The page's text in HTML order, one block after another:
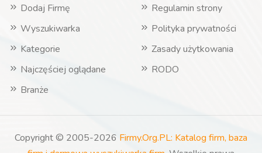
Dodaj Firmę
Wyszukiwarka
Kategorie
Najczęściej oglądane
Branże
Regulamin strony
Polityka prywatności
Zasady użytkowania
RODO
Copyright © 2005-2026 Firmy.Org.PL: Katalog firm, baza